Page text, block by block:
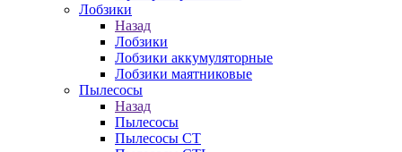
Лобзики
Назад
Лобзики
Лобзики аккумуляторные
Лобзики маятниковые
Пылесосы
Назад
Пылесосы
Пылесосы CT